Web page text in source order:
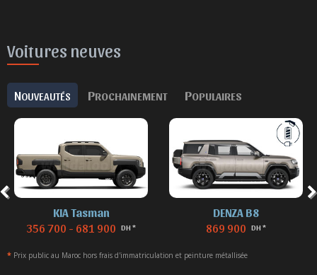
Voitures neuves
NOUVEAUTÉS PROCHAINEMENT POPULAIRES
DENZA B8
869 900 DH *
DENZA B5
629 900 - 729 900
* Prix public au Maroc hors frais d'immatriculation et peinture métallisée